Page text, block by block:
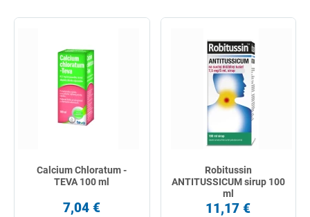
Calcium Chloratum -
TEVA 100 ml
7,04 €
Robitussin
ANTITUSSICUM sirup 100
ml
11,17 €